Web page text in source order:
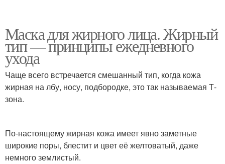
Маска для жирного лица. Жирный
тип — принципы ежедневного
ухода
Чаще всего встречается смешанный тип, когда кожа
жирная на лбу, носу, подбородке, это так называемая Т-
зона.
По-настоящему жирная кожа имеет явно заметные
широкие поры, блестит и цвет её желтоватый, даже
немного землистый.